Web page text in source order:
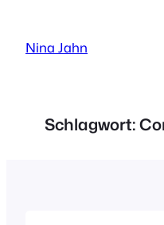
springen
Nina Jahn
Schlagwort: